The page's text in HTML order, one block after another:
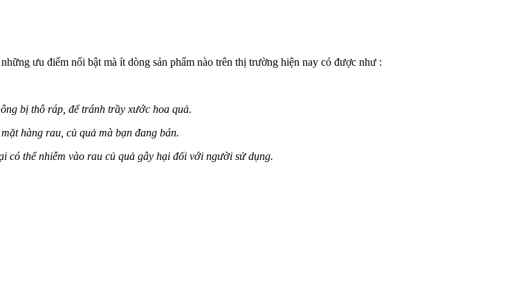
ưu điểm nổi bật mà ít dòng sản phẩm nào trên thị trường hiện nay có được như :
bị thô ráp, để tránh trầy xước hoa quả.
hàng rau, củ quả mà bạn đang bán.
có thể nhiễm vào rau củ quả gây hại đối với người sử dụng.